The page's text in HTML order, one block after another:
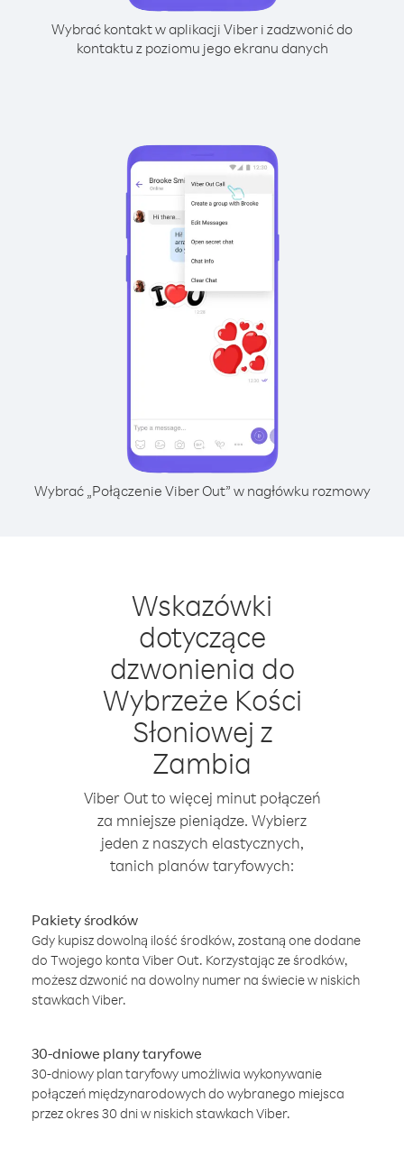
Wybrać kontakt w aplikacji Viber i zadzwonić do
kontaktu z poziomu jego ekranu danych
Wybrać „Połączenie Viber Out” w nagłówku rozmowy
Wskazówki
dotyczące
dzwonienia do
Wybrzeże Kości
Słoniowej z
Zambia
Viber Out to więcej minut połączeń
za mniejsze pieniądze. Wybierz
jeden z naszych elastycznych,
tanich planów taryfowych:
Pakiety środków
Gdy kupisz dowolną ilość środków, zostaną one dodane
do Twojego konta Viber Out. Korzystając ze środków,
możesz dzwonić na dowolny numer na świecie w niskich
stawkach Viber.
30-dniowe plany taryfowe
30-dniowy plan taryfowy umożliwia wykonywanie
połączeń międzynarodowych do wybranego miejsca
przez okres 30 dni w niskich stawkach Viber.